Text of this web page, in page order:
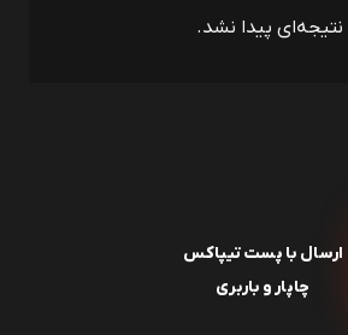
نتیجه‌ای پیدا نشد.
ارسال با پست تیپاکس
چاپار و باربری